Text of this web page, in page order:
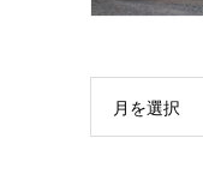
月を選択